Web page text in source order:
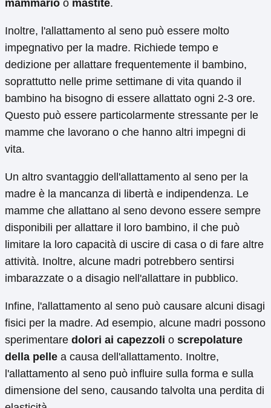
mammario o mastite.
Inoltre, l'allattamento al seno può essere molto
impegnativo per la madre. Richiede tempo e
dedizione per allattare frequentemente il bambino,
soprattutto nelle prime settimane di vita quando il
bambino ha bisogno di essere allattato ogni 2-3 ore.
Questo può essere particolarmente stressante per le
mamme che lavorano o che hanno altri impegni di
vita.
Un altro svantaggio dell'allattamento al seno per la
madre è la mancanza di libertà e indipendenza. Le
mamme che allattano al seno devono essere sempre
disponibili per allattare il loro bambino, il che può
limitare la loro capacità di uscire di casa o di fare altre
attività. Inoltre, alcune madri potrebbero sentirsi
imbarazzate o a disagio nell'allattare in pubblico.
Infine, l'allattamento al seno può causare alcuni disagi
fisici per la madre. Ad esempio, alcune madri possono
sperimentare dolori ai capezzoli o screpolature
della pelle a causa dell'allattamento. Inoltre,
l'allattamento al seno può influire sulla forma e sulla
dimensione del seno, causando talvolta una perdita di